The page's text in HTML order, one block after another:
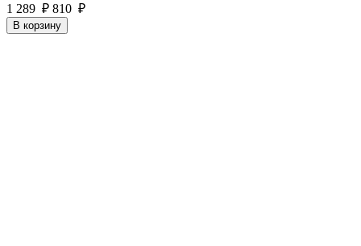
1 289 ₽ 810 ₽
В корзину